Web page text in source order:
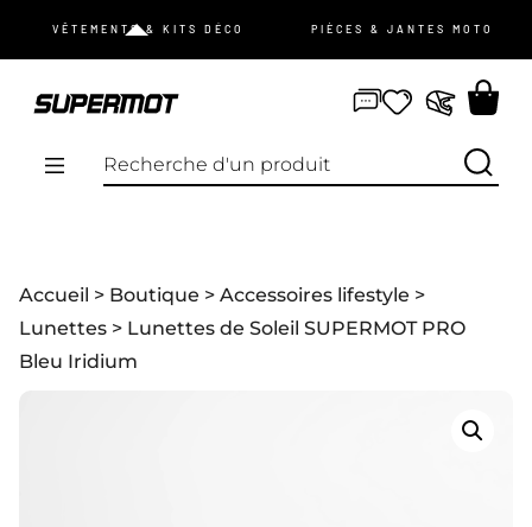
VÊTEMENTS & KITS DÉCO PIÈCES & JANTES MOTO
mot de passe oublié ?
Je m’inscris
NOUVEAUTÉS
Accueil > Boutique > Accessoires lifestyle >
Lunettes > Lunettes de Soleil SUPERMOT PRO
Bleu Iridium